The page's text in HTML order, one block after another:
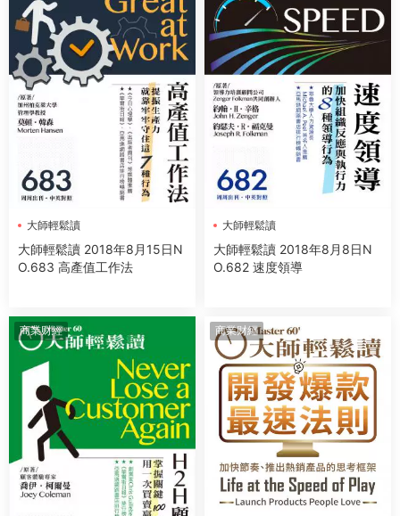
大師輕鬆讀
大師輕鬆讀 2018年8月15日N
O.683 高產值工作法
大師輕鬆讀
大師輕鬆讀 2018年8月8日N
O.682 速度領導
商業财經 商業财經